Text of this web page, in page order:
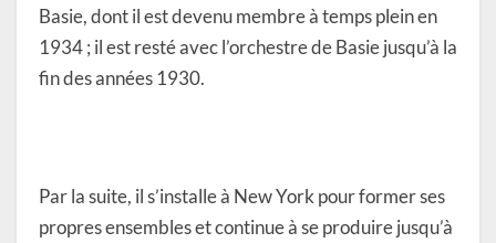
Basie, dont il est devenu membre à temps plein en
1934 ; il est resté avec l’orchestre de Basie jusqu’à la
fin des années 1930.
Par la suite, il s’installe à New York pour former ses
propres ensembles et continue à se produire jusqu’à